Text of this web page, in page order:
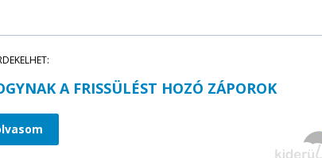
A FRISSÜLÉST HOZÓ ZÁPOROK